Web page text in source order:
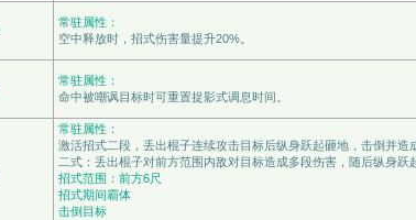
常驻属性：
空中释放时，招式伤害量提升20%。
常驻属性：
命中被嘲讽目标时可重置捉影式调息时间。
常驻属性：
激活招式二段，丢出棍子连续攻击目标后纵身跃起砸地，击倒并造
二式：丢出棍子对前方范围内敌对目标造成多段伤害，随后纵身跃
招式范围：前方6尺
招式期间霸体
击倒目标